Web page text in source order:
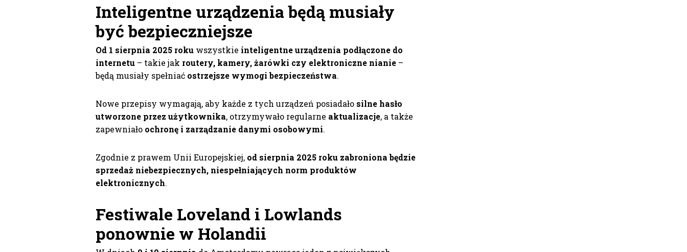
Inteligentne urządzenia będą musiały
być bezpieczniejsze
Od 1 sierpnia 2025 roku wszystkie inteligentne urządzenia podłączone do
internetu – takie jak routery, kamery, żarówki czy elektroniczne nianie –
będą musiały spełniać ostrzejsze wymogi bezpieczeństwa.
Nowe przepisy wymagają, aby każde z tych urządzeń posiadało silne hasło
utworzone przez użytkownika, otrzymywało regularne aktualizacje, a także
zapewniało ochronę i zarządzanie danymi osobowymi.
Zgodnie z prawem Unii Europejskiej, od sierpnia 2025 roku zabroniona będzie
sprzedaż niebezpiecznych, niespełniających norm produktów
elektronicznych.
Festiwale Loveland i Lowlands
ponownie w Holandii